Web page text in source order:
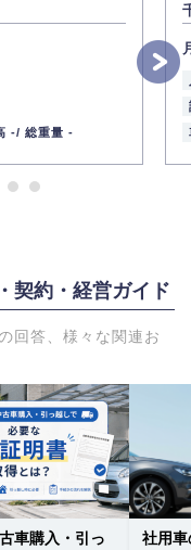
-/ 総重量 -
契約・経営ガイド
回答、様々な関連お
車購入・引っ
社用